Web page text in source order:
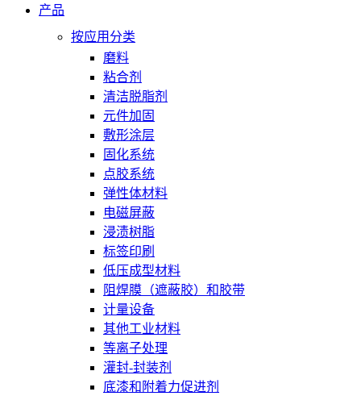
产品
按应用分类
磨料
粘合剂
清洁脱脂剂
元件加固
敷形涂层
固化系统
点胶系统
弹性体材料
电磁屏蔽
浸渍树脂
标签印刷
低压成型材料
阻焊膜（遮蔽胶）和胶带
计量设备
其他工业材料
等离子处理
灌封-封装剂
底漆和附着力促进剂